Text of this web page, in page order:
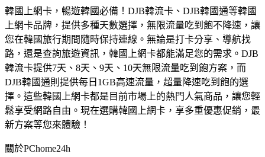
韓國上網卡，暢遊韓國必備！DJB韓流卡、DJB韓國通等韓國
上網卡品牌，提供多種天數選擇，無限流量吃到飽不降速，讓
您在韓國旅行期間隨時保持連線。無論是打卡分享、導航找
路，還是查詢旅遊資訊，韓國上網卡都能滿足您的需求。DJB
韓流卡提供7天、8天、9天、10天無限流量吃到飽方案，而
DJB韓國通則提供每日1GB高速流量，超量降速吃到飽的選
擇。這些韓國上網卡都是目前市場上的熱門人氣商品，讓您輕
鬆享受網路自由。現在選購韓國上網卡，享多重優惠促銷，最
新方案等您來體驗！
關於PChome24h